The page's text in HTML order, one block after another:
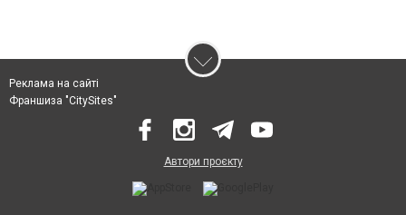
Реклама на сайті
Франшиза "CitySites"
Автори проєкту